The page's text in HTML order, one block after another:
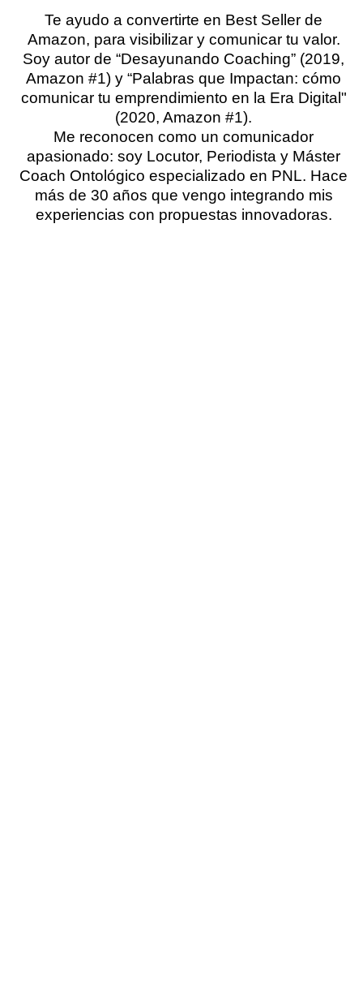
Te ayudo a convertirte en Best Seller de
Amazon, para visibilizar y comunicar tu valor.
Soy autor de “Desayunando Coaching” (2019,
Amazon #1) y “Palabras que Impactan: cómo
comunicar tu emprendimiento en la Era Digital"
(2020, Amazon #1).
Me reconocen como un comunicador
apasionado: soy Locutor, Periodista y Máster
Coach Ontológico especializado en PNL. Hace
más de 30 años que vengo integrando mis
experiencias con propuestas innovadoras.